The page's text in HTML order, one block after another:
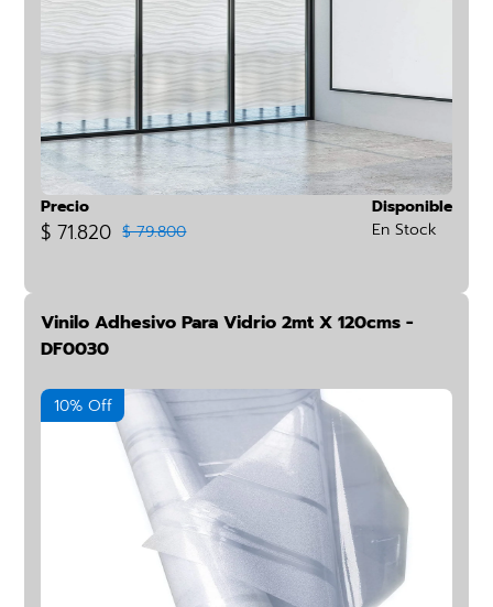
Precio
$ 71.820 $ 79.800
Disponible
En Stock
Vinilo Adhesivo Para Vidrio 2mt X 120cms -
DF0030
10% Off